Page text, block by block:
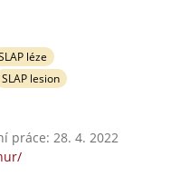
léze
SLAP lesion
práce: 28. 4. 2022